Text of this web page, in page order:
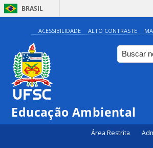
BRASIL
ACESSIBILIDADE ALTO CONTRASTE
Educação Ambiental
Área Restrita